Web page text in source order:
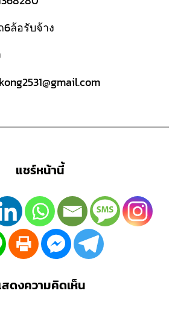
6ล้อรับจ้าง
แชร์หน้านี้
ดงความคิดเห็น